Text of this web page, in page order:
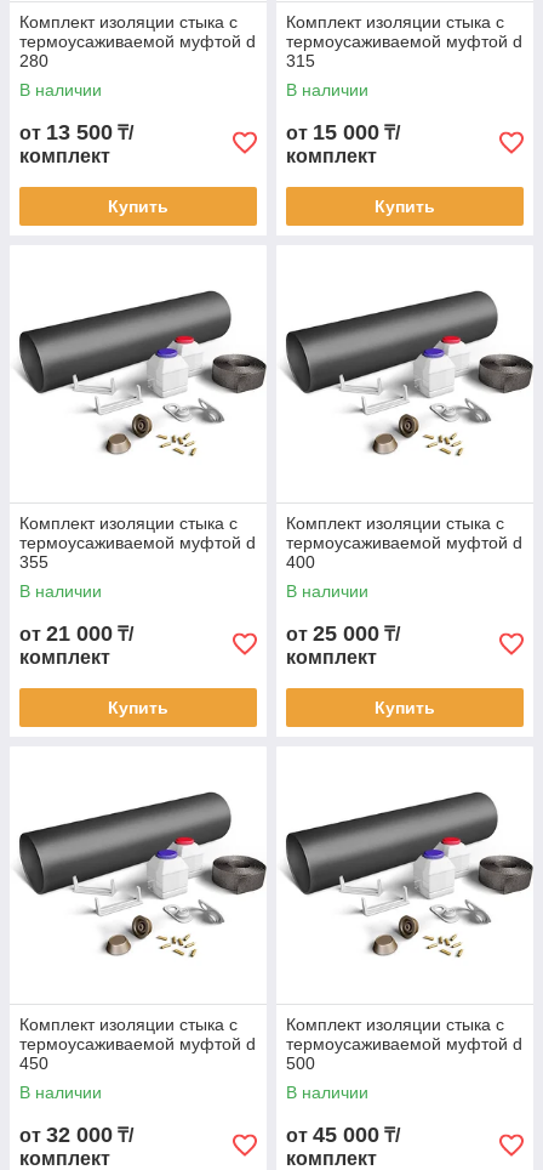
Комплект изоляции стыка с
термоусаживаемой муфтой d
280
В наличии
от 13 500 ₸/
комплект
Купить
Комплект изоляции стыка с
термоусаживаемой муфтой d
315
В наличии
от 15 000 ₸/
комплект
Купить
Комплект изоляции стыка с
термоусаживаемой муфтой d
355
В наличии
от 21 000 ₸/
комплект
Купить
Комплект изоляции стыка с
термоусаживаемой муфтой d
400
В наличии
от 25 000 ₸/
комплект
Купить
Комплект изоляции стыка с
термоусаживаемой муфтой d
450
В наличии
от 32 000 ₸/
комплект
Комплект изоляции стыка с
термоусаживаемой муфтой d
500
В наличии
от 45 000 ₸/
комплект